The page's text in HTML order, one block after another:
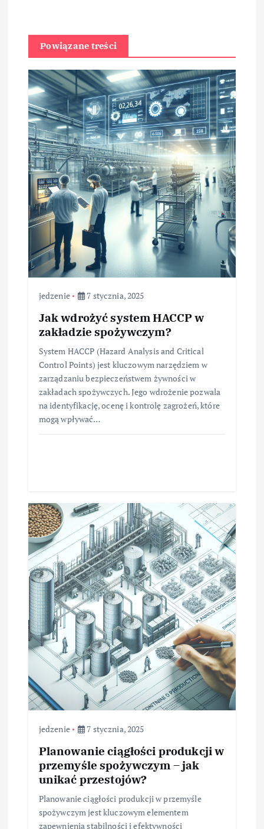
Powiązane treści
jedzenie 7 stycznia, 2025
Jak wdrożyć system HACCP w
zakładzie spożywczym?
System HACCP (Hazard Analysis and Critical
Control Points) jest kluczowym narzędziem w
zarządzaniu bezpieczeństwem żywności w
zakładach spożywczych. Jego wdrożenie pozwala
na identyfikację, ocenę i kontrolę zagrożeń, które
mogą wpływać…
jedzenie 7 stycznia, 2025
Planowanie ciągłości produkcji w
przemyśle spożywczym – jak
unikać przestojów?
Planowanie ciągłości produkcji w przemyśle
spożywczym jest kluczowym elementem
zapewnienia stabilności i efektywności